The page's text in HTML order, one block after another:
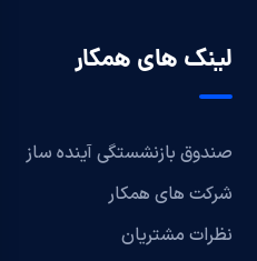
لینک های همکار
صندوق بازنشستگی آینده ساز
شرکت های همکار
نظرات مشتریان